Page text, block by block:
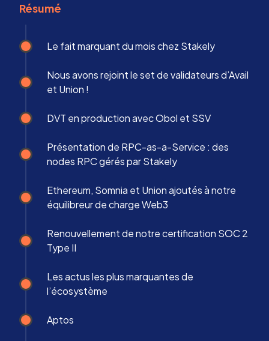
Résumé
Le fait marquant du mois chez Stakely
Nous avons rejoint le set de validateurs d’Avail
et Union !
DVT en production avec Obol et SSV
Présentation de RPC-as-a-Service : des
nodes RPC gérés par Stakely
Ethereum, Somnia et Union ajoutés à notre
équilibreur de charge Web3
Renouvellement de notre certification SOC 2
Type II
Les actus les plus marquantes de
l’écosystème
Aptos